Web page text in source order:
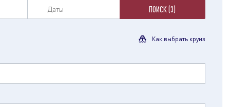
Даты ПОИСК (3)
Как выбрать круиз